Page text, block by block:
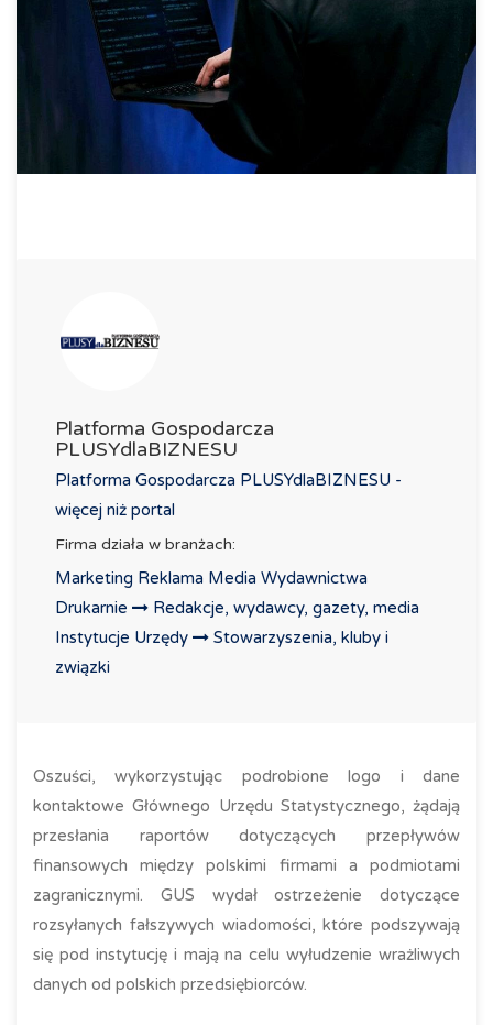
Platforma Gospodarcza
PLUSYdlaBIZNESU
Platforma Gospodarcza PLUSYdlaBIZNESU -
więcej niż portal
Firma działa w branżach:
Marketing Reklama Media Wydawnictwa
Drukarnie
Redakcje, wydawcy, gazety, media
Instytucje Urzędy
Stowarzyszenia, kluby i
związki
Oszuści, wykorzystując podrobione logo i dane
kontaktowe Głównego Urzędu Statystycznego, żądają
przesłania raportów dotyczących przepływów
finansowych między polskimi firmami a podmiotami
zagranicznymi. GUS wydał ostrzeżenie dotyczące
rozsyłanych fałszywych wiadomości, które podszywają
się pod instytucję i mają na celu wyłudzenie wrażliwych
danych od polskich przedsiębiorców.